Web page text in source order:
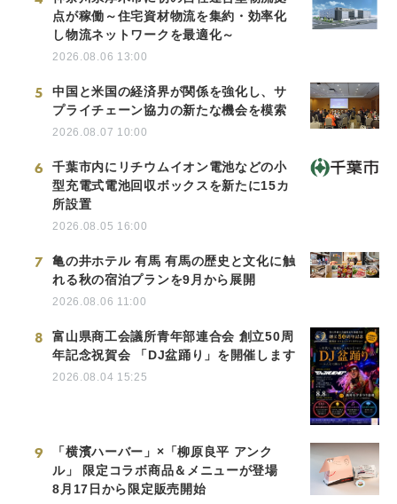
点が稼働～住宅資材物流を集約・効率化
し物流ネットワークを最適化～
2026.08.06 13:00
5
中国と米国の経済界が関係を強化し、サ
プライチェーン協力の新たな機会を模索
2026.08.07 10:00
6
千葉市内にリチウムイオン電池などの小
型充電式電池回収ボックスを新たに15カ
所設置
2026.08.05 16:00
7
亀の井ホテル 有馬 有馬の歴史と文化に触
れる秋の宿泊プランを9月から展開
2026.08.06 11:00
8
富山県商工会議所青年部連合会 創立50周
年記念祝賀会 「DJ盆踊り」を開催します
2026.08.04 15:25
9
「横濱ハーバー」×「柳原良平 アンク
ル」 限定コラボ商品＆メニューが登場
8月17日から限定販売開始